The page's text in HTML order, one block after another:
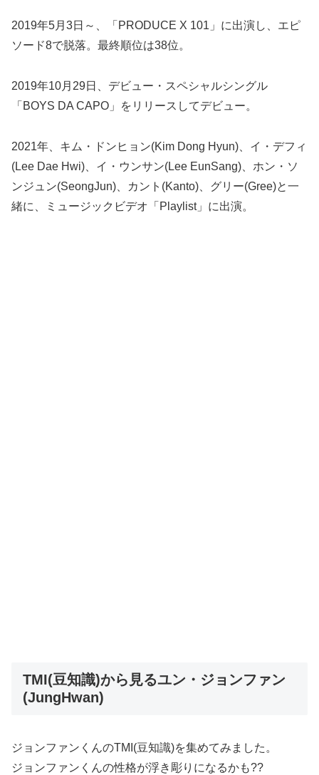
2019年5月3日～、「PRODUCE X 101」に出演し、エピ
ソード8で脱落。最終順位は38位。
2019年10月29日、デビュー・スペシャルシングル
「BOYS DA CAPO」をリリースしてデビュー。
2021年、キム・ドンヒョン(Kim Dong Hyun)、イ・デフィ
(Lee Dae Hwi)、イ・ウンサン(Lee EunSang)、ホン・ソ
ンジュン(SeongJun)、カント(Kanto)、グリー(Gree)と一
緒に、ミュージックビデオ「Playlist」に出演。
TMI(豆知識)から見るユン・ジョンファン
(JungHwan)
ジョンファンくんのTMI(豆知識)を集めてみました。
ジョンファンくんの性格が浮き彫りになるかも??